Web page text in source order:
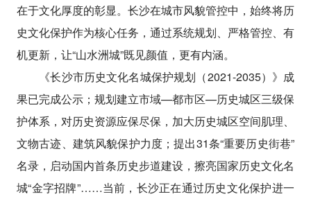
在于文化厚度的彰显。长沙在城市风貌管控中，始终将历
史文化保护作为核心任务，通过系统规划、严格管控、有
机更新，让“山水洲城”既见颜值，更有内涵。
《长沙市历史文化名城保护规划（2021-2035）》成
果已完成公示；规划建立市域—都市区—历史城区三级保
护体系，对历史资源应保尽保，加大历史城区空间肌理、
文物古迹、建筑风貌保护力度；提出31条“重要历史街巷”
名录，启动国内首条历史步道建设，擦亮国家历史文化名
城“金字招牌”……当前，长沙正在通过历史文化保护进一